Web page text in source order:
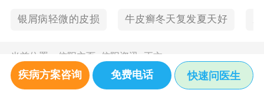
银屑病轻微的皮损 牛皮癣冬天复发夏天好
当前位置： 信阳主页> 信阳资讯 正文
疾病方案咨询 免费电话 快速问医生